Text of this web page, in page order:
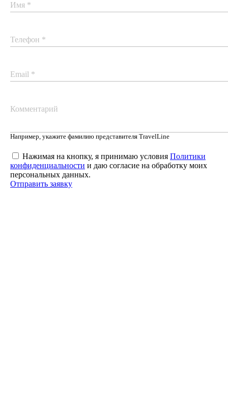
Имя *
Телефон *
Email *
Комментарий
Например, укажите фамилию представителя TravelLine
Нажимая на кнопку, я принимаю условия Политики
конфиденциальности и даю согласие на обработку моих
персональных данных.
Отправить заявку